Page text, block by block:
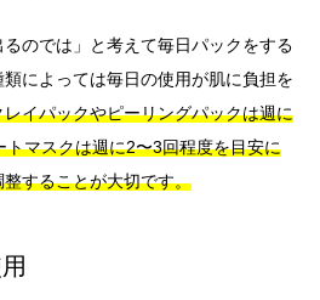
るのでは」と考えて毎日パックをする
によっては毎日の使用が肌に負担を
レイパックやピーリングパックは週に
マスクは週に2〜3回程度を目安に
することが大切です。